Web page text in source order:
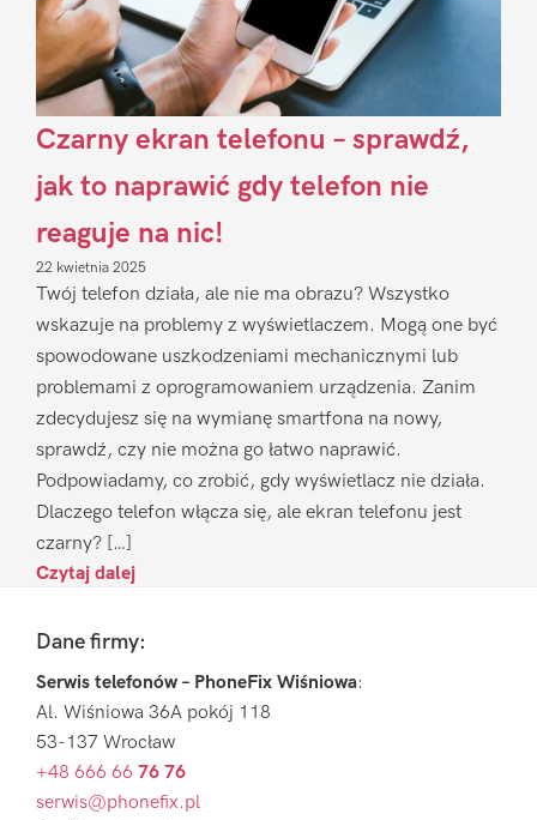
Czarny ekran telefonu – sprawdź,
jak to naprawić gdy telefon nie
reaguje na nic!
22 kwietnia 2025
Twój telefon działa, ale nie ma obrazu? Wszystko
wskazuje na problemy z wyświetlaczem. Mogą one być
spowodowane uszkodzeniami mechanicznymi lub
problemami z oprogramowaniem urządzenia. Zanim
zdecydujesz się na wymianę smartfona na nowy,
sprawdź, czy nie można go łatwo naprawić.
Podpowiadamy, co zrobić, gdy wyświetlacz nie działa.
Dlaczego telefon włącza się, ale ekran telefonu jest
czarny? […]
Czytaj dalej
FooterDane firmy:
Serwis telefonów – PhoneFix Wiśniowa:
Al. Wiśniowa 36A pokój 118
53-137 Wrocław
+48 666 66 76 76
serwis@phonefix.pl